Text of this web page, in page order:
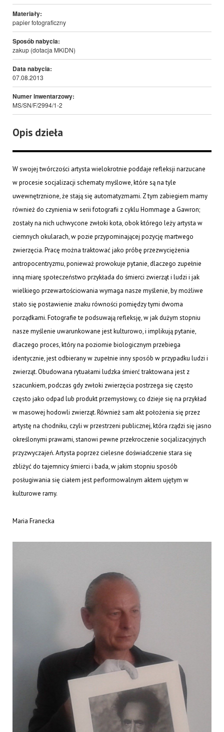
Materiały:
papier fotograficzny
Sposób nabycia:
zakup (dotacja MKiDN)
Data nabycia:
07.08.2013
Numer inwentarzowy:
MS/SN/F/2994/1-2
Opis dzieła
W swojej twórczości artysta wielokrotnie poddaje refleksji narzucane
w procesie socjalizacji schematy myślowe, które są na tyle
uwewnętrznione, że stają się automatyzmami. Z tym zabiegiem mamy
również do czynienia w serii fotografii z cyklu Hommage a Gawron;
zostały na nich uchwycone zwłoki kota, obok którego leży artysta w
ciemnych okularach, w pozie przypominającej pozycję martwego
zwierzęcia. Pracę można traktować jako próbę przezwyciężenia
antropocentryzmu, ponieważ prowokuje pytanie, dlaczego zupełnie
inną miarę społeczeństwo przykłada do śmierci zwierząt i ludzi i jak
wielkiego przewartościowania wymaga nasze myślenie, by możliwe
stało się postawienie znaku równości pomiędzy tymi dwoma
porządkami. Fotografie te podsuwają refleksję, w jak dużym stopniu
nasze myślenie uwarunkowane jest kulturowo, i implikują pytanie,
dlaczego proces, który na poziomie biologicznym przebiega
identycznie, jest odbierany w zupełnie inny sposób w przypadku ludzi i
zwierząt. Obudowana rytuałami ludzka śmierć traktowana jest z
szacunkiem, podczas gdy zwłoki zwierzęcia postrzega się często
często jako odpad lub produkt przemysłowy, co dzieje się na przykład
w masowej hodowli zwierząt. Również sam akt położenia się przez
artystę na chodniku, czyli w przestrzeni publicznej, która rządzi się jasno
określonymi prawami, stanowi pewne przekroczenie socjalizacyjnych
przyzwyczajeń. Artysta poprzez cielesne doświadczenie stara się
zbliżyć do tajemnicy śmierci i bada, w jakim stopniu sposób
posługiwania się ciałem jest performowalnym aktem ujętym w
kulturowe ramy.
Maria Franecka